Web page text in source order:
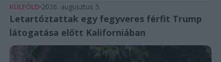
KÜLFÖLD 2026. augusztus 5.
Letartóztattak egy fegyveres férfit Trump
látogatása előtt Kaliforniában